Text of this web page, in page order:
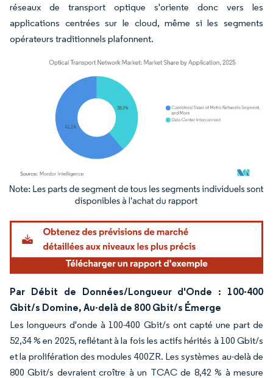
réseaux de transport optique s'oriente donc vers les
applications centrées sur le cloud, même si les segments
opérateurs traditionnels plafonnent.
Image © Mordor Intelligence. La réutilisation nécessite une attribution sous CC BY
Par Débit de Données/Longueur d'Onde : 100-400
Gbit/s Domine, Au-delà de 800 Gbit/s Émerge
Les longueurs d'onde à 100-400 Gbit/s ont capté une part de
52,34 % en 2025, reflétant à la fois les actifs hérités à 100 Gbit/s
et la prolifération des modules 400ZR. Les systèmes au-delà de
800 Gbit/s devraient croître à un TCAC de 8,42 % à mesure